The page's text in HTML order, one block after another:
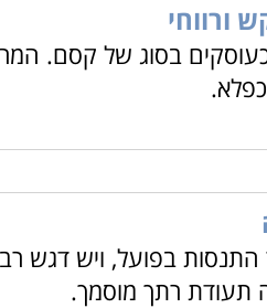
ורווחי
בסוג של קסם.
התנסות בפועל, ויש
תעודת רתך מוסמך.